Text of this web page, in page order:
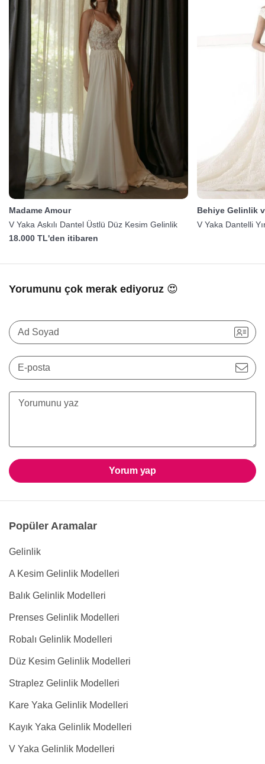
Madame Amour
V Yaka Askılı Dantel Üstlü Düz Kesim Gelinlik
18.000 TL'den itibaren
Behiye Gelinlik
V Yaka Dantelli
Yorumunu çok merak ediyoruz 😍
Ad Soyad
E-posta
Yorum yap
Popüler Aramalar
Gelinlik
A Kesim Gelinlik Modelleri
Balık Gelinlik Modelleri
Prenses Gelinlik Modelleri
Robalı Gelinlik Modelleri
Düz Kesim Gelinlik Modelleri
Straplez Gelinlik Modelleri
Kare Yaka Gelinlik Modelleri
Kayık Yaka Gelinlik Modelleri
V Yaka Gelinlik Modelleri